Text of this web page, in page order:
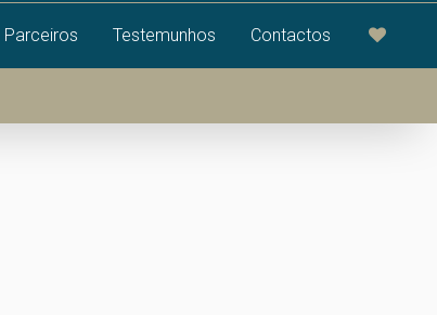
Parceiros Testemunhos Contactos